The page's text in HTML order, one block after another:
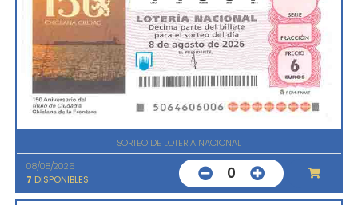
SORTEO DE LOTERIA NACIONAL
08/08/2026
7 DISPONIBLES 0